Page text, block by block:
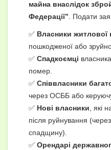
майна внаслідок
Федерації” . Подати
✅ Власники житлової
пошкодженої або
✅ Спадкоємці
помер.
✅ Співвласники
через ОСББ або
✅ Нові власники , які
після руйнування
спадщину).
✅ Орендарі